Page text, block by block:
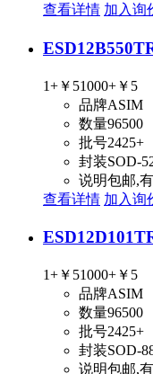
查看详情 加入询
1+ ￥51000+ ￥5
品牌ASIM
数量96500
批号2425+
封装SOD-
说明包邮,
查看详情 加入询
1+ ￥51000+ ￥5
品牌ASIM
数量96500
批号2425+
封装SOD-
说明包邮,